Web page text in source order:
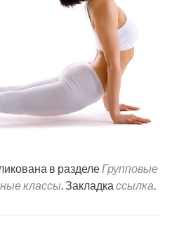
в разделеГрупповые
классы. Закладка ссылка.